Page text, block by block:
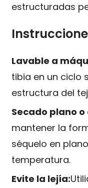
estructuradas
Lavable a
tibia en un ciclo
estructura del
Secado plano
mantener la
séquelo en
temperatura.
Evite la lejía: